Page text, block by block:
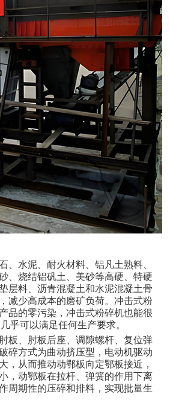
水泥、耐火材料、铝凡土熟料、
、烧结铝矾土、美砂等高硬、特硬
层料、沥青混凝土和水泥混凝土骨
减少高成本的磨矿负荷。冲击式粉
品的零污染，冲击式粉碎机也能很
乎可以满足任何生产要求。
板、肘板后座、调隙螺杆、复位弹
碎方式为曲动挤压型，电动机驱动
，从而推动动鄂板向定鄂板接近，
，动鄂板在拉杆、弹簧的作用下离
周期性的压碎和排料，实现批量生